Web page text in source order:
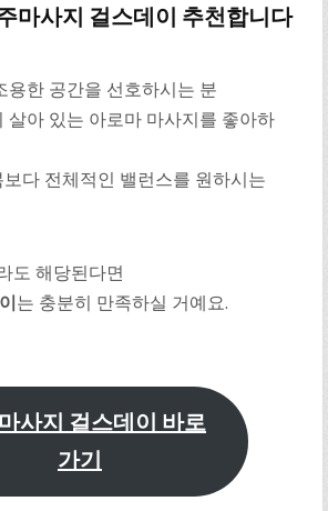
마사지 걸스데이 추천합니다
용한 공간을 선호하시는 분
살아 있는 아로마 마사지를 좋아하
다 전체적인 밸런스를 원하시는
도 해당된다면
는 충분히 만족하실 거예요.
사지 걸스데이 바로
가기